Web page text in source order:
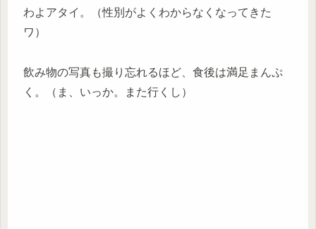
わよアタイ。（性別がよくわからなくなってきた
ワ）
飲み物の写真も撮り忘れるほど、食後は満足まんぷ
く。（ま、いっか。また行くし）